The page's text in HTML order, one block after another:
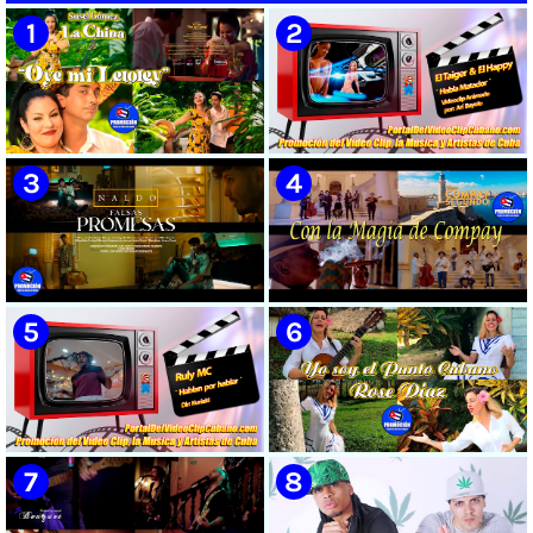
🟡 Susel Gómez (La China) ||
¨Oye Mi Leloley¨ || Director:
Onelio Jesús Larralde González
|| Música popular bailable
cubana || Videoclip || CUBA
🟡 El Taiger & El Happy ||
¨Habla Matador¨ || Videoclip
Animado || Director: Arí Bayolo
|| Música Urbana Cubana ||
CUBA
🟡 Naldo - ¨Falsas Promesas¨ 📺
Videoclip - 🎬 Dirección:
Visualeme
🟡 Grupo Compay Segundo ||
¨Con La Magia de Compay¨ ||
Música popular tradicional
cubana || Videoclip || CUBA